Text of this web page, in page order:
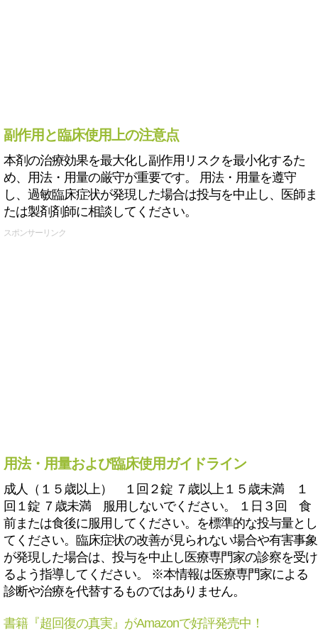
副作用と臨床使用上の注意点
本剤の治療効果を最大化し副作用リスクを最小化するた
め、用法・用量の厳守が重要です。 用法・用量を遵守
し、過敏臨床症状が発現した場合は投与を中止し、医師ま
たは製剤剤師に相談してください。
スポンサーリンク
用法・用量および臨床使用ガイドライン
成人（１５歳以上） １回２錠 ７歳以上１５歳未満 １
回１錠 ７歳未満 服用しないでください。 １日３回 食
前または食後に服用してください。を標準的な投与量とし
てください。臨床症状の改善が見られない場合や有害事象
が発現した場合は、投与を中止し医療専門家の診察を受け
るよう指導してください。 ※本情報は医療専門家による
診断や治療を代替するものではありません。
書籍『超回復の真実』がAmazonで好評発売中！